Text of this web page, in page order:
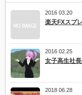
2016 03.20
楽天FXスプ
2016 02.25
女子高生社
2018 06.28